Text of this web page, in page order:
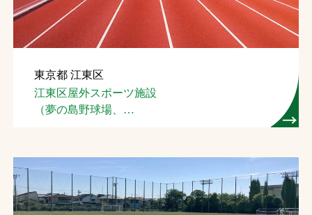
東京都 江東区
江東区屋外スポーツ施設
（夢の島野球場、